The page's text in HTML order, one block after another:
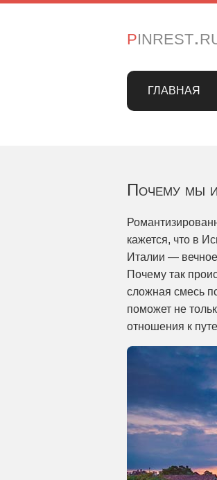
ГЛАВНАЯ
Почему мы
кажется, что в
Италии —
Почему так
сложная смесь
поможет не
отношения к